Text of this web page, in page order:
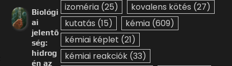
Biológi
ai
jelentő
ség:
hidrog
én az
izoméria (25) kovalens kötés (27)
kutatás (15) kémia (609)
kémiai képlet (21)
kémiai reakciók (33)